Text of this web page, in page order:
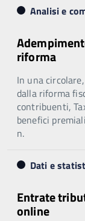
Analisi e
riforma
In una
dalla riforma
contribuenti,
benefici
n.
Dati e
Entrate
online